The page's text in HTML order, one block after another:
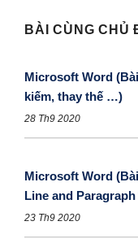
BÀI CÙNG CHỦ
Microsoft Word
kiếm, thay thế …)
28 Th9 2020
Microsoft Word
Line and
23 Th9 2020